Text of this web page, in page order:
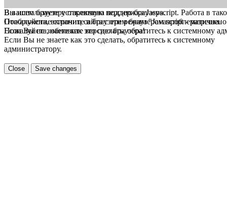
В вашем браузере отключена поддержка Jasvscript. Работа в
Пожалуйста, включите в браузере режим "Javascript -
Если Вы не знаете как это сделать, обратитесь к системному
Вы используете устаревшую версию браузера.
Отображение страниц сайта с этим браузером проблематична.
Пожалуйста, обновите версию браузера!
Если Вы не знаете как это сделать, обратитесь к системному
администратору.
Close Save changes